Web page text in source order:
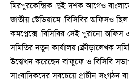
মিরপুরকেন্দ্রিক। দুই দশক আগেও
জাতীয় স্টেডিয়ামে। বিসিবির অফিসও
কমপ্লেক্সে। বিসিবির সেই পুরানো
সমিতির নতুন কার্যালয়। ক্রীড়ালেখক
উদ্বোধন করেছেন বাফুফে ও বিসিবি
সাংবাদিকদের সবচেয়ে প্রাচীন সংগঠন